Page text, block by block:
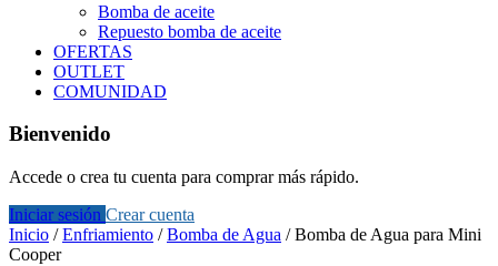
Bomba de aceite
Repuesto bomba de aceite
OFERTAS
OUTLET
COMUNIDAD
Bienvenido
Accede o crea tu cuenta para comprar más rápido.
Iniciar sesión Crear cuenta
Inicio /Enfriamiento /Bomba de Agua /Bomba de Agua para Mini
Cooper